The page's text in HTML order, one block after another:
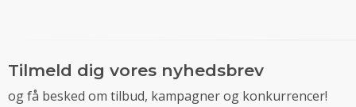
Tilmeld dig vores nyhedsbrev
og få besked om tilbud, kampagner og konkurrencer!